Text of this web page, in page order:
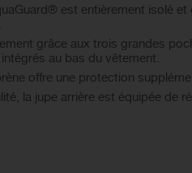
est entièrement isolé
grâce aux trois grandes
au bas du vêtement.
offre une protection
la jupe arrière est équipée de